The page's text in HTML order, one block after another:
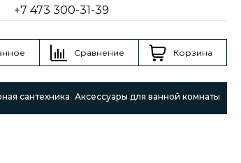
+7 473 300-31-39
Сравнение Корзина
сантехника Аксессуары для ванной комнаты